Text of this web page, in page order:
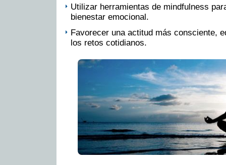
Utilizar herramientas de mindfulness
bienestar emocional.
Favorecer una actitud más consciente,
los retos cotidianos.